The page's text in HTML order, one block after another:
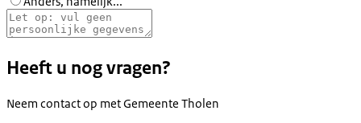
Heeft u nog vragen?
Neem contact op metGemeente Tholen